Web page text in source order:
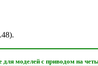
).
моделей с приводом на